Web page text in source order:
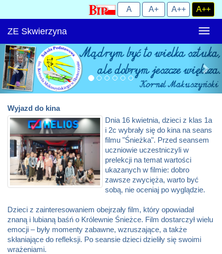
ZE Skwierzyna
Wyjazd do kina
Dnia 16 kwietnia, dzieci z klas 1a
i 2c wybrały się do kina na seans
filmu "Śnieżka". Przed seansem
uczniowie uczestniczyli w
prelekcji na temat wartości
ukazanych w filmie: dobro
zawsze zwycięża, warto być
sobą, nie oceniaj po wyglądzie.
Dzieci z zainteresowaniem obejrzały film, który opowiadał
znaną i lubianą baśń o Królewnie Śnieżce. Film dostarczył wielu
emocji – były momenty zabawne, wzruszające, a także
skłaniające do refleksji. Po seansie dzieci dzieliły się swoimi
wrażeniami.